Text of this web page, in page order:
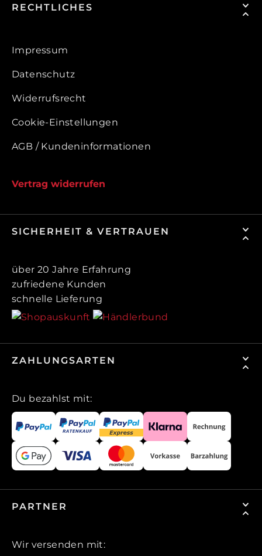
RECHTLICHES
Impressum
Datenschutz
Widerrufsrecht
Cookie-Einstellungen
AGB / Kundeninformationen
Vertrag widerrufen
SICHERHEIT & VERTRAUEN
über 20 Jahre Erfahrung
zufriedene Kunden
schnelle Lieferung
ZAHLUNGSARTEN
Du bezahlst mit:
PARTNER
Wir versenden mit: